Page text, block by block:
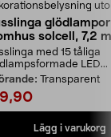
glödlampor
solcell, 7,2
med 15 tåliga
LED...
Transparent
Lägg i varukorg